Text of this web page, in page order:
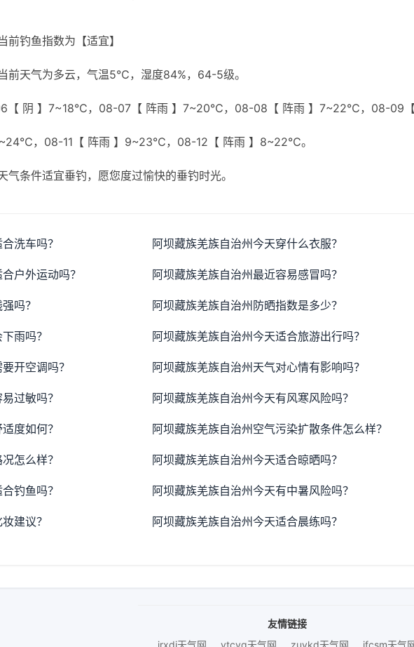
前钓鱼指数为【适宜】
前天气为多云，气温5℃，湿度84%，64-5级。
【 阴 】7~18℃，08-07【 阵雨 】7~20℃，08-08【 阵雨 】7~22℃，08-09【
，08-11【 阵雨 】9~23℃，08-12【 阵雨 】8~22℃。
气条件适宜垂钓，愿您度过愉快的垂钓时光。
洗车吗？ 阿坝藏族羌族自治州今天穿什么衣服？
户外运动吗？ 阿坝藏族羌族自治州最近容易感冒吗？
吗？ 阿坝藏族羌族自治州防晒指数是多少？
雨吗？ 阿坝藏族羌族自治州今天适合旅游出行吗？
开空调吗？ 阿坝藏族羌族自治州天气对心情有影响吗？
过敏吗？ 阿坝藏族羌族自治州今天有风寒风险吗？
度如何？ 阿坝藏族羌族自治州空气污染扩散条件怎么样？
怎么样？ 阿坝藏族羌族自治州今天适合晾晒吗？
钓鱼吗？ 阿坝藏族羌族自治州今天有中暑风险吗？
建议？ 阿坝藏族羌族自治州今天适合晨练吗？
友情链接
jrxdj天气网
ytcyq天气网 zuykd天气网 jfcsm天气